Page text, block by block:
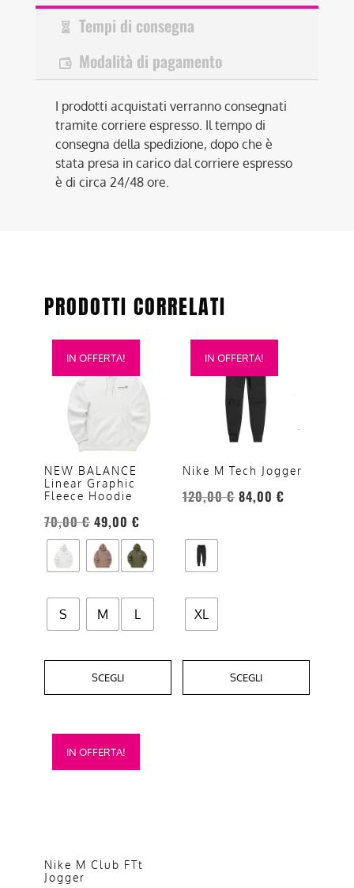
Tempi di consegna
Modalità di pagamento
I prodotti acquistati verranno consegnati
tramite corriere espresso. Il tempo di
consegna della spedizione, dopo che è
stata presa in carico dal corriere espresso
è di circa 24/48 ore.
PRODOTTI CORRELATI
IN OFFERTA!
NEW BALANCE
Linear Graphic
Fleece Hoodie
70,00€ 49,00 €
S M L
SCEGLI
Questo
prodotto
varianti.
opzioni
possono
essere
scelte
nella
pagina
prodotto
IN OFFERTA!
Nike M Tech Jogger
120,00€ 84,00 €
XL
SCEGLI
Questo
prodotto
varianti.
opzioni
essere
nella
pagina
prodotto
IN OFFERTA!
Nike M Club FTt
Jogger
Questo
prodotto
opzioni
possono